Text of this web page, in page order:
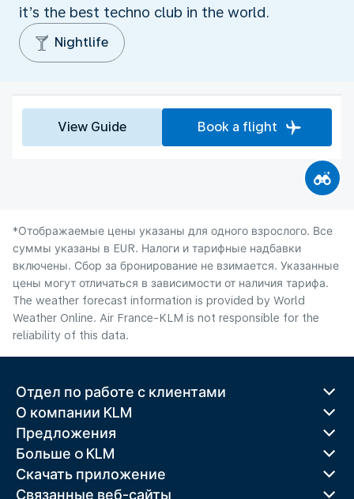
it’s the best techno club in the world.
Nightlife
View Guide Book a flight
*Отображаемые цены указаны для одного взрослого. Все
суммы указаны в EUR. Налоги и тарифные надбавки
включены. Сбор за бронирование не взимается. Указанные
цены могут отличаться в зависимости от наличия тарифа.
The weather forecast information is provided by World
Weather Online. Air France-KLM is not responsible for the
reliability of this data.
Отдел по работе с клиентами
О компании KLM
Предложения
Больше o KLM
Скачать приложение
Связанные веб-сайты